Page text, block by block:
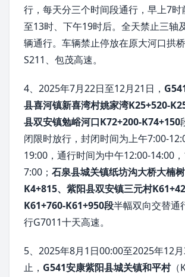
行，每天分三个时间段通行，早上7时
至13时、下午19时后。全天禁止三轴
辆通行。车辆禁止停放在原大河口拱
S211、包茂高速。
4、2025年7月22日至12月21日，
县喜河镇新喜湾村姚家湾K25+520-
县双安镇勉峪河口K72+200-K74+150
闭限时放行，封闭时间为上午7:00-
19:00，通行时间为中午12:00-14:00
7:00； 石泉县城关镇纸坊沟大桥大楠
K4+815、紫阳县双安镇三元村
K61+760-K61+950段半幅双向交替通
行G7011十天高速。
5、2025年8月1日00:00至2025年12
止， G541安康紫阳县城关镇和平村（